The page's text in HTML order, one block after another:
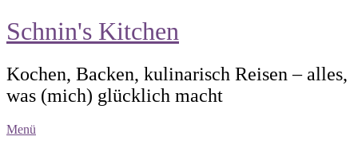
Schnin's Kitchen
Kochen, Backen, kulinarisch Reisen – alles,
was (mich) glücklich macht
Menü